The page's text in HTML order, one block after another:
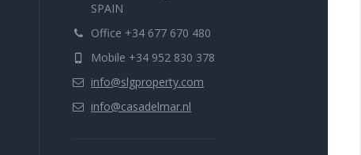
SPAIN
Office +34 677 670 480
Mobile +34 952 830 378
info@slgproperty.com
info@casadelmar.nl